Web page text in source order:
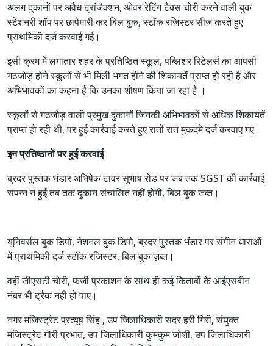
अलग दुकानों पर अवैध ट्रांजैक्शन, ओवर रेटिंग टैक्स चोरी करने वाली बुक
स्टेशनरी शॉप पर छापेमारी कर बिल बुक, स्टॉक रजिस्टर सीज करते हुए
प्राथमिकी दर्ज करवाई गई।
इसी क्रम में लगातार शहर के प्रतिष्ठित स्कूल, पब्लिशर रिटेलर्स का आपसी
गठजोड़ होने स्कूलों से भी मिली भगत होने की शिकायतें प्राप्त हो रही है और
अभिभावकों का कहना है कि उनका शोषण किया जा रहा है ।
स्कूलों से गठजोड़ वाली प्रमुख दुकानों जिनकी अभिभावकों से अधिक शिकायतें
प्राप्त हो रही थी, पर हुई कार्रवाई करते हुए रातों रात मुकदमे दर्ज करवाए गए।
इन प्रतिष्ठानों पर हुई करवाई
ब्रदर पुस्तक भंडार अभिषेक टावर सुभाष रोड पर जब तक SGST की कार्रवाई
संपन्न न हुई तब तक दुकान संचालित नहीं होगी, बिल बुक जब्त।
यूनिवर्सल बुक डिपो, नेशनल बुक डिपो, ब्रदर पुस्तक भंडार पर संगीन धाराओं
में प्राथमिकी दर्ज स्टॉक रजिस्टर, बिल बुक ज़ब्त।
वहीं जीएसटी चोरी, फर्जी प्रकाशन के साथ ही कई किताबों के आईएसबीन
नंबर भी ट्रैक नही हो पाए।
नगर मजिस्ट्रेट प्रत्यूष सिंह , उप जिलाधिकारी सदर हरी गिरी, संयुक्त
मजिस्ट्रेट गौरी प्रभात, उप जिलाधिकारी कुमकुम जोशी, उप जिलाधिकारी